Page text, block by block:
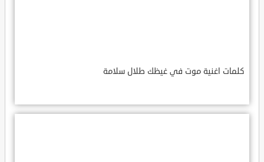
كلمات اغنية موت في غيظك طلال سلامة